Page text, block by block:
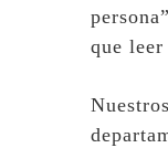
que